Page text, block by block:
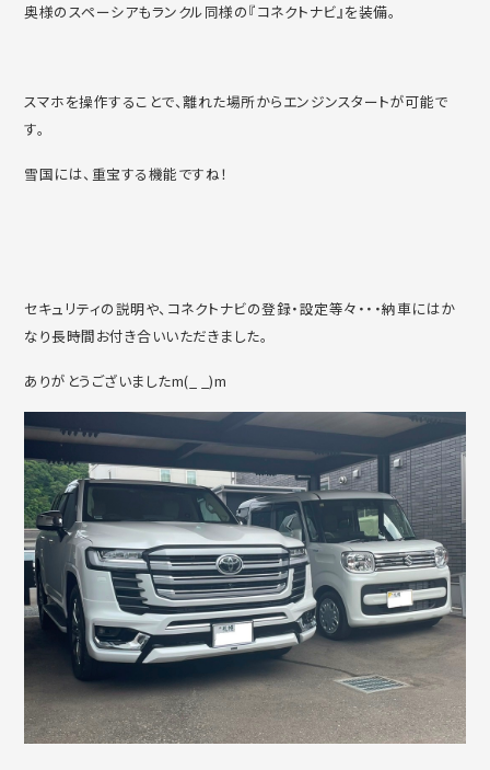
奥様のスペーシアもランクル同様の『コネクトナビ』を装備。
スマホを操作することで、離れた場所からエンジンスタートが可能で
す。
雪国には、重宝する機能ですね！
セキュリティの説明や、コネクトナビの登録・設定等々・・・納車にはか
なり長時間お付き合いいただきました。
ありがとうございましたm(_ _)m